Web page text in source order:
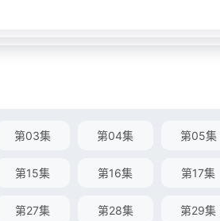
第03集 第04集 第05集
第15集 第16集 第17集
第27集 第28集 第29集